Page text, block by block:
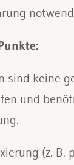
sind keine
und
(z. B.